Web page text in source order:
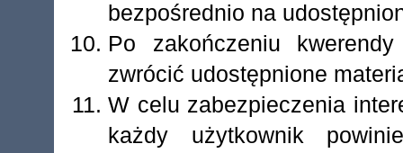
bezpośrednio na
Po zakończeniu
zwrócić udostępnione
W celu zabezpieczenia
każdy użytkownik